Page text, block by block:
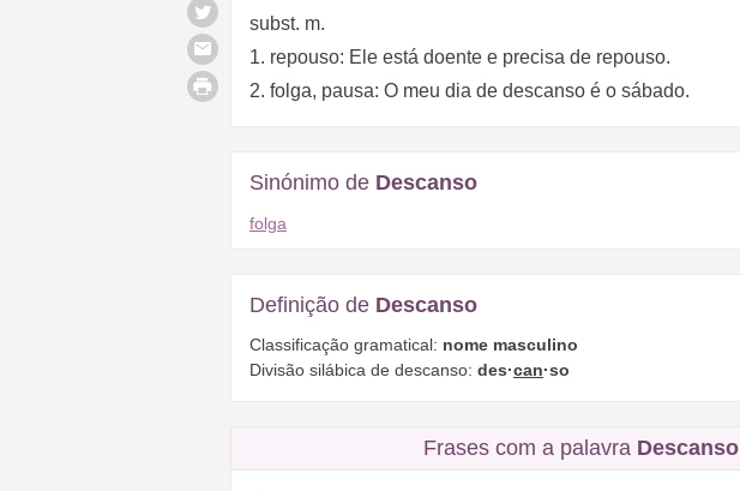
subst. m.
1. repouso: Ele está doente e precisa de repouso.
2. folga, pausa: O meu dia de descanso é o sábado.
Sinónimo de Descanso
folga
Definição de Descanso
Classificação gramatical: nome masculino
Divisão silábica de descanso: des·can·so
Frases com a palavra Descanso